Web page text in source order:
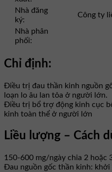
Nhà đăng
ký:
Công ty
Nhà phân
phối:
Chỉ định:
Điều trị đau thần kinh nguồn
loạn lo âu lan tỏa ở người lớn.
Điều trị bổ trợ động kinh cục
kinh toàn thể ở người lớn
Liều lượng – Cách
150-600 mg/ngày chia 2 hoặc
Đau nguồn gốc thần kinh: